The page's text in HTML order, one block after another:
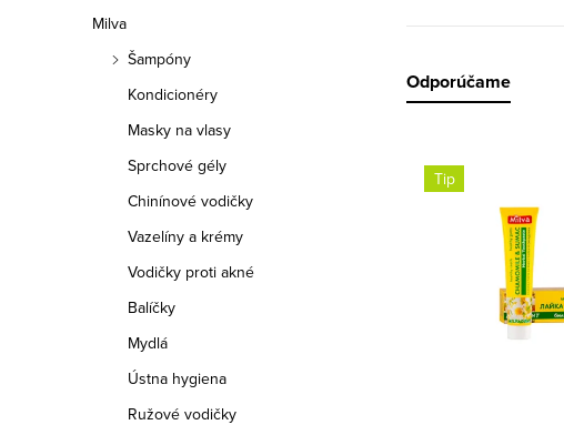
l
Milva
Šampóny
Kondicionéry
Masky na vlasy
Sprchové gély
Chinínové vodičky
Vazelíny a krémy
Vodičky proti akné
Balíčky
Mydlá
Ústna hygiena
Ružové vodičky
R
d
Odporúčame
VTip